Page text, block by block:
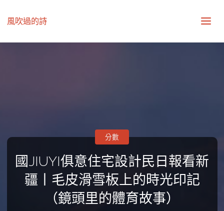
風吹過的詩
國JIUYI俱意住宅設計民日報看新
疆丨毛皮滑雪板上的時光印記
（鏡頭里的體育故事）
分數